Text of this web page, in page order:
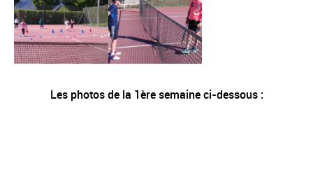
Les photos de la 1ère semaine ci-dessous :